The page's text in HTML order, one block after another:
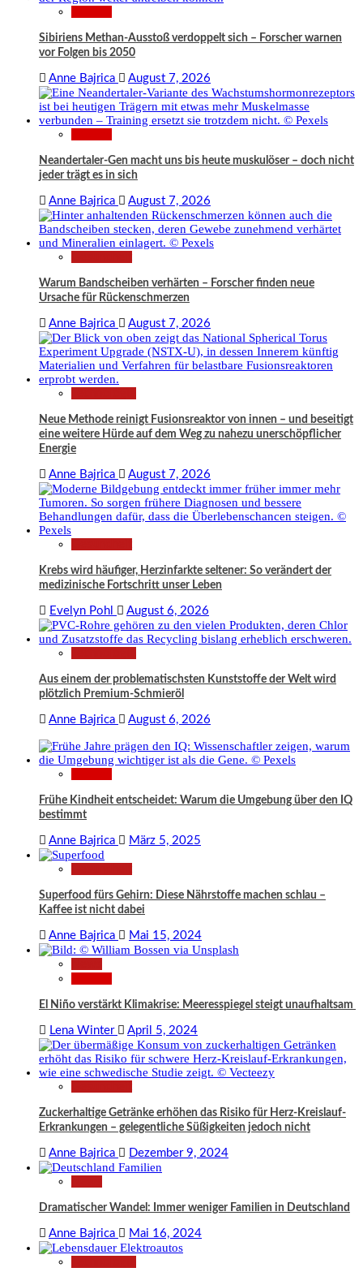
Sibiriens Methan-Ausstoß verdoppelt sich – Forscher warnen
vor Folgen bis 2050
Anne Bajrica August 7, 2026
Neandertaler-Gen macht uns bis heute muskulöser – doch nicht
jeder trägt es in sich
Anne Bajrica August 7, 2026
Warum Bandscheiben verhärten – Forscher finden neue
Ursache für Rückenschmerzen
Anne Bajrica August 7, 2026
Neue Methode reinigt Fusionsreaktor von innen – und beseitigt
eine weitere Hürde auf dem Weg zu nahezu unerschöpflicher
Energie
Anne Bajrica August 7, 2026
Krebs wird häufiger, Herzinfarkte seltener: So verändert der
medizinische Fortschritt unser Leben
Evelyn Pohl August 6, 2026
Aus einem der problematischsten Kunststoffe der Welt wird
plötzlich Premium-Schmieröl
Anne Bajrica August 6, 2026
Frühe Kindheit entscheidet: Warum die Umgebung über den IQ
bestimmt
Anne Bajrica März 5, 2025
Superfood fürs Gehirn: Diese Nährstoffe machen schlau –
Kaffee ist nicht dabei
Anne Bajrica Mai 15, 2024
El Niño verstärkt Klimakrise: Meeresspiegel steigt unaufhaltsam
Lena Winter April 5, 2024
Zuckerhaltige Getränke erhöhen das Risiko für Herz-Kreislauf-
Erkrankungen – gelegentliche Süßigkeiten jedoch nicht
Anne Bajrica Dezember 9, 2024
Dramatischer Wandel: Immer weniger Familien in Deutschland
Anne Bajrica Mai 16, 2024